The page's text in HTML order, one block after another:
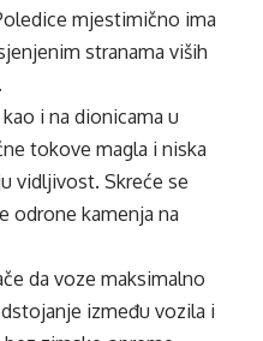
mjestimično ima
stranama viših
i na dionicama u
tokove magla i niska
vidljivost. Skreće se
odrone kamenja na
da voze maksimalno
između vozila i